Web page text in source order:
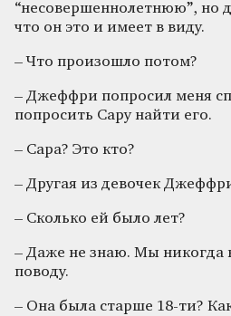
“несовершеннолетнюю”, но
что он это и имеет в виду.
– Что произошло потом?
– Джеффри попросил меня
попросить Сару найти его.
– Сара? Это кто?
– Другая из девочек
– Сколько ей было лет?
– Даже не знаю. Мы никогда
поводу.
– Она была старше 18-ти?